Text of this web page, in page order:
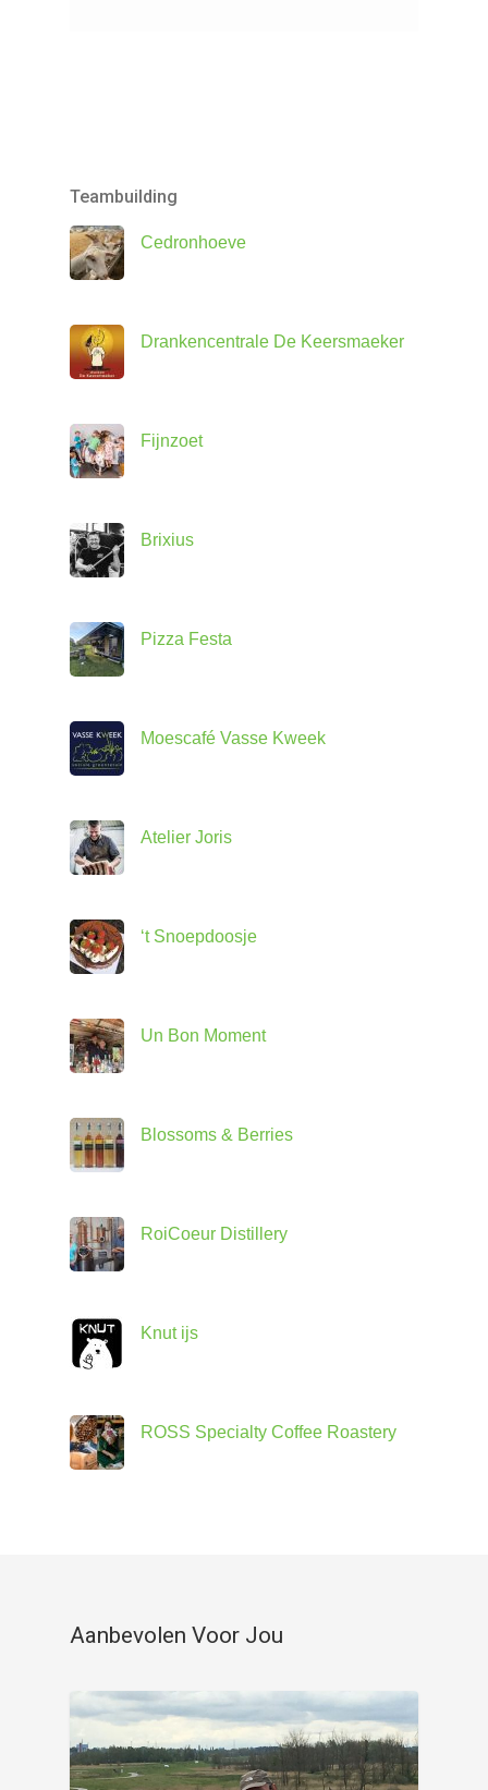
Teambuilding
Cedronhoeve
Drankencentrale De Keersmaeker
Fijnzoet
Brixius
Pizza Festa
Moescafé Vasse Kweek
Atelier Joris
‘t Snoepdoosje
Un Bon Moment
Blossoms & Berries
RoiCoeur Distillery
Knut ijs
ROSS Specialty Coffee Roastery
Aanbevolen Voor Jou